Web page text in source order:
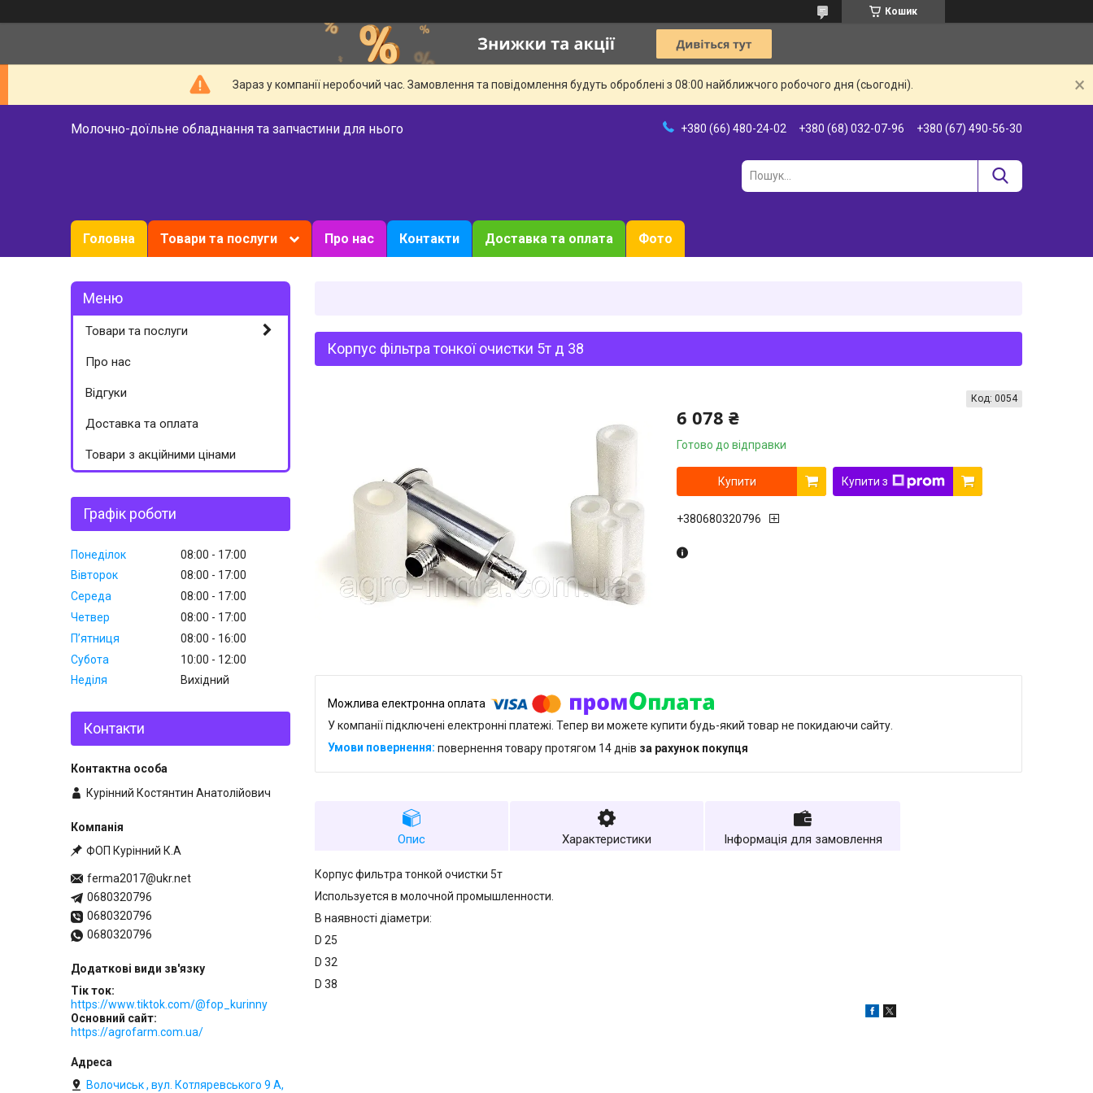
Кошик
Зараз у компанії неробочий час. Замовлення та повідомлення будуть оброблені з 08:00 найближчого робочого дня (сьогодні).
Молочно-доїльне обладнання та запчастини для нього +380 (66) 480-24-02 +380 (68) 032-07-96 +380 (67) 490-56-30
Головна Товари та послуги Про нас Контакти Доставка та оплата Фото
Корпус фільтра тонкої очистки 5т д 38
6 078 ₴
Готово до відправки
Код: 0054
Купити Купити з
+380680320796
У компанії підключені електронні платежі. Тепер ви можете купити будь-який товар не покидаючи сайту.
повернення товару протягом 14 днів за рахунок покупця
Опис Характеристики Інформація для замовлення
Корпус фильтра тонкой очистки 5т
Используется в молочной промышленности.
В наявності діаметри:
D 25
D 32
D 38
Товари та послуги
Про нас
Відгуки
Доставка та оплата
Товари з акційними цінами
Графік роботи
Понеділок 08:00
17:00
Вівторок
08:00
17:00
Середа
08:00
17:00
Четвер
08:00
17:00
Пʼятниця
08:00
16:00
Субота
10:00
12:00
Неділя
Вихідний
Контакти
Курінний Костянтин Анатолійович
ФОП Курінний К.А
ferma2017@ukr.net
0680320796
0680320796
0680320796
Тік ток
https://www.tiktok.com/@fop_kurinny
Основний сайт
https://agrofarm.com.ua/
Волочиськ , вул. Котляревського 9 А,